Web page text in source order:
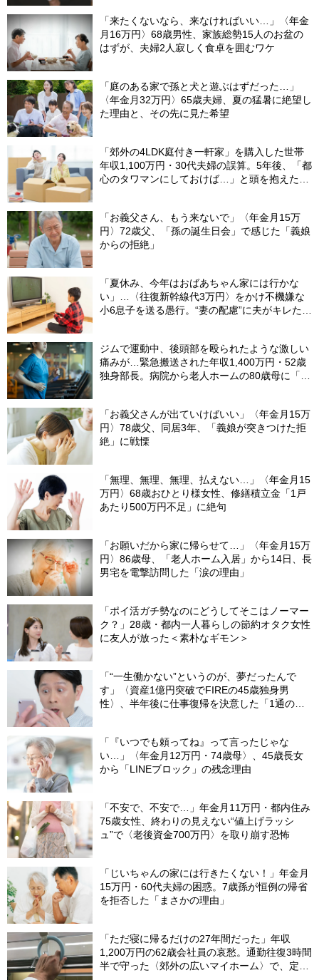
「来たくないなら、来なければいい…」〈年金
月16万円〉68歳男性、家族総勢15人のお盆の
はずが、夫婦2人寂しく食卓を囲むワケ
「庭のある家で孫と犬と遊ぶはずだった…」
〈年金月32万円〉65歳夫婦、夏の猛暑に絶望し
た理由と、その先に見た希望
「郊外の4LDK庭付き一軒家」を購入した世帯
年収1,100万円・30代夫婦の誤算。5年後、「都
心のタワマンにしておけば…」と頭を抱えたワ
「お義父さん、もう来ないで」〈年金月15万
円〉72歳父、「孫の誕生日会」で感じた「義娘
からの拒絶」
「夏休み、今年はおばあちゃん家には行かな
い」…〈往復新幹線代3万円〉をかけ不機嫌な
小6息子を送る愚行。“妻の配慮”に夫がキレたワ
ジムで運動中、後頭部を殴られたような激しい
痛みが…緊急搬送された年収1,400万円・52歳
独身部長。病院から老人ホームの80歳母に「お
「お義父さんが出ていけばいい」〈年金月15万
円〉78歳父、同居3年、「義娘が突きつけた拒
絶」に戦慄
「無理、無理、無理、払えない…」〈年金月15
万円〉68歳おひとり様女性、修繕積立金「1戸
あたり500万円不足」に絶句
「お願いだから家に帰らせて…」〈年金月15万
円〉86歳母、「老人ホーム入居」から14日、長
男宅を電撃訪問した「涙の理由」
「ポイ活ガチ勢なのにどうしてそこはノーマー
ク？」28歳・都内一人暮らしの節約オタク女性
に友人が放った＜素朴なギモン＞
「“一生働かない”というのが、夢だったんで
す」〈資産1億円突破でFIREの45歳独身男
性〉、半年後に仕事復帰を決意した「1通の通
「『いつでも頼ってね』って言ったじゃな
い…」〈年金月12万円・74歳母〉、45歳長女
から「LINEブロック」の残念理由
「不安で、不安で…」年金月11万円・都内住み
75歳女性、終わりの見えない“値上げラッシ
ュ”で〈老後資金700万円〉を取り崩す恐怖
「じいちゃんの家には行きたくない！」年金月
15万円・60代夫婦の困惑。7歳孫が恒例の帰省
を拒否した「まさかの理由」
「ただ寝に帰るだけの27年間だった」年収
1,200万円の62歳会社員の哀愁。通勤往復3時間
半で守った〈郊外の広いマイホーム〉で、定年